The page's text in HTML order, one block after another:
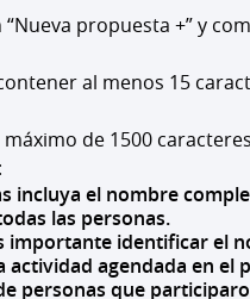
propuesta +” y
al menos 15
de 1500
incluya el nombre
las personas.
importante identificar el
agendada en el
personas que